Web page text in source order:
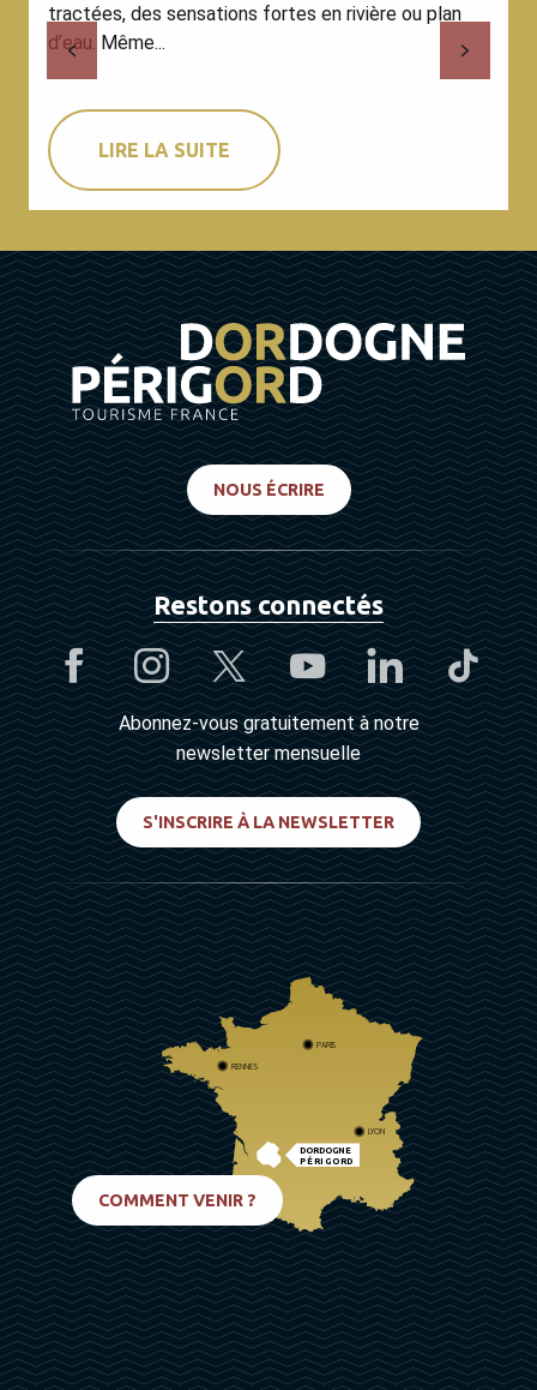
tractées, des sensations fortes en rivière ou plan
d’eau. Même...
LIRE LA SUITE
NOUS ÉCRIRE
Restons connectés
Abonnez-vous gratuitement à notre
newsletter mensuelle
S'INSCRIRE À LA NEWSLETTER
DORDOGNE
PÉRIGORD
PARIS
RENNES
LYON
COMMENT VENIR ?